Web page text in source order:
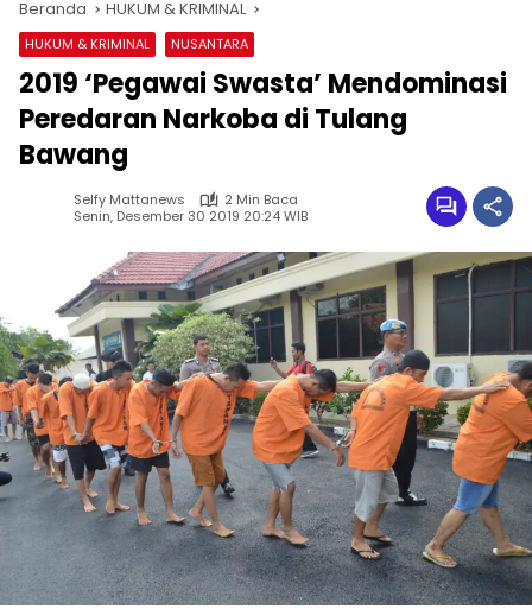
Beranda HUKUM & KRIMINAL
HUKUM & KRIMINAL NUSANTARA
2019 ‘Pegawai Swasta’ Mendominasi
Peredaran Narkoba di Tulang
Bawang
Selfy Mattanews
2 Min Baca
Senin, Desember 30 2019 20:24 WIB